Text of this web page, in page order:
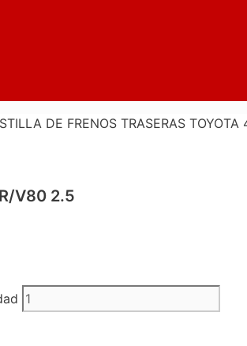
DE FRENOS TRASERAS
V80 2.5